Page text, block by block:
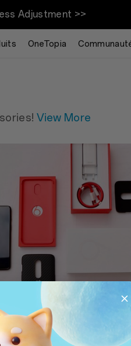
Adjustment >>
OneTopia
View More
McLaren